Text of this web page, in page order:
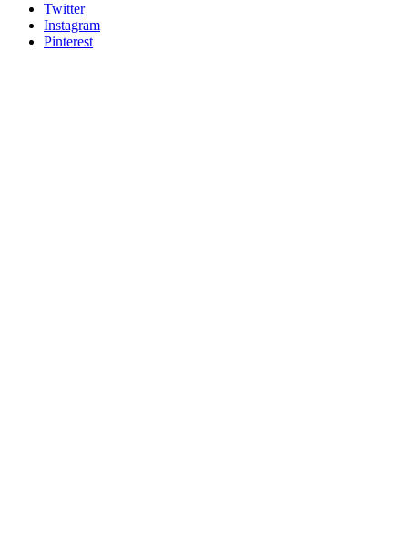
Twitter
Instagram
Pinterest